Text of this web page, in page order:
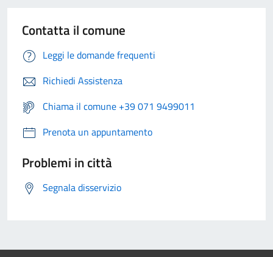
Contatta il comune
Leggi le domande frequenti
Richiedi Assistenza
Chiama il comune +39 071 9499011
Prenota un appuntamento
Problemi in città
Segnala disservizio